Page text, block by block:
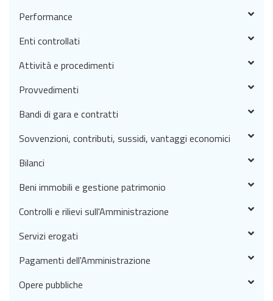
Performance
Enti controllati
Attività e procedimenti
Provvedimenti
Bandi di gara e contratti
Sovvenzioni, contributi, sussidi, vantaggi economici
Bilanci
Beni immobili e gestione patrimonio
Controlli e rilievi sull'Amministrazione
Servizi erogati
Pagamenti dell'Amministrazione
Opere pubbliche